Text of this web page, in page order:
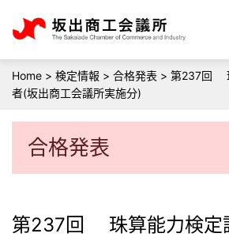
Home > 検定情報 > 合格発表 > 第237回
者(坂出商工会議所実施分)
合格発表
第237回 珠算能力検定